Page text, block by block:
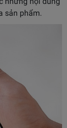
sản phẩm.